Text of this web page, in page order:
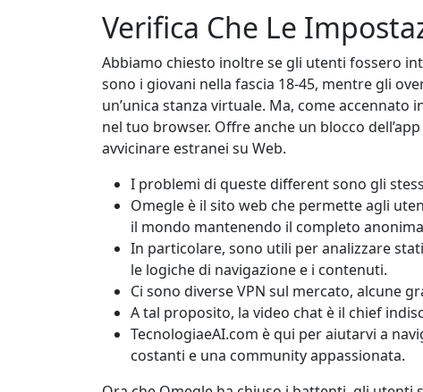
Verifica Che Le
Abbiamo chiesto inoltre se gli utenti fossero
sono i giovani nella fascia 18-45, mentre gli
un’unica stanza virtuale. Ma, come
nel tuo browser. Offre anche un blocco
avvicinare estranei su Web.
I problemi di queste different sono gli
Omegle è il sito web che permette agli
il mondo mantenendo il completo
In particolare, sono utili per analizzare
le logiche di navigazione e i contenuti.
Ci sono diverse VPN sul mercato, alcune
A tal proposito, la video chat è il chief
TecnologiaeAI.com è qui per aiutarvi a
costanti e una community appassionata.